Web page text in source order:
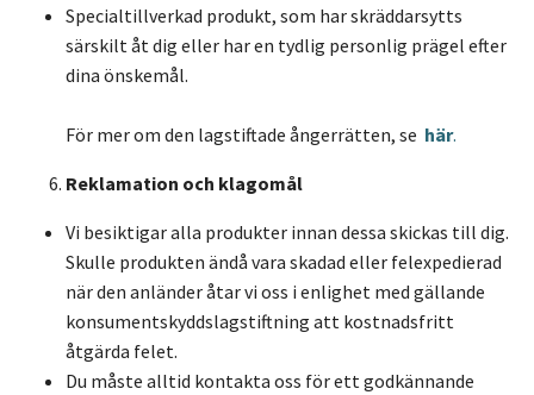
Specialtillverkad produkt, som har skräddarsytts
särskilt åt dig eller har en tydlig personlig prägel efter
dina önskemål.
För mer om den lagstiftade ångerrätten, se här.
Reklamation och klagomål
Vi besiktigar alla produkter innan dessa skickas till dig.
Skulle produkten ändå vara skadad eller felexpedierad
när den anländer åtar vi oss i enlighet med gällande
konsumentskyddslagstiftning att kostnadsfritt
åtgärda felet.
Du måste alltid kontakta oss för ett godkännande